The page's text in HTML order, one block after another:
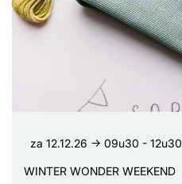
WINTER WONDER WEEKEND
za 12.12.26 → 09u30 - 12u30